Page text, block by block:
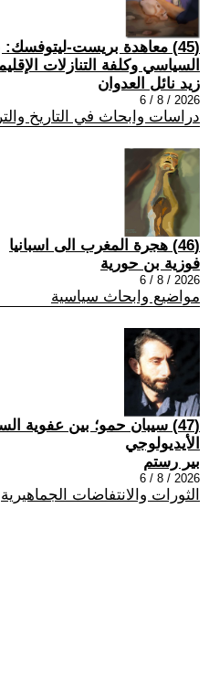
(45) معاهدة بريست-
السياسي وكلفة التنازلات
زيد نائل العدوان
2026 / 8 / 6
دراسات وابحاث في التاريخ
(46) هجرة المغرب الى اسبانيا
فوزية بن حورية
2026 / 8 / 6
مواضيع وابحاث سياسية
(47) سيبان حمو؛ بين عفوية
الأيديولوجي
بير رستم
2026 / 8 / 6
الثورات والانتفاضات الجماهيرية